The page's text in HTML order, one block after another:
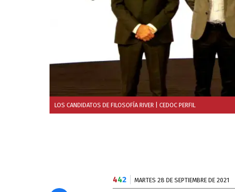
LOS CANDIDATOS DE FILOSOFÍA RIVER | CEDOC PERFIL
442 MARTES 28 DE SEPTIEMBRE DE 2021